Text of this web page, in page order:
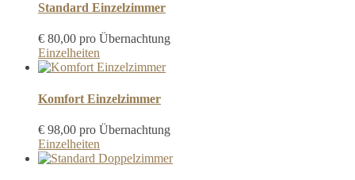
Standard Einzelzimmer
€ 80,00 pro Übernachtung
Einzelheiten
Komfort Einzelzimmer
€ 98,00 pro Übernachtung
Einzelheiten